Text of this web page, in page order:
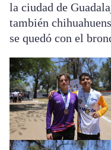
la ciudad de
también
se quedó con el